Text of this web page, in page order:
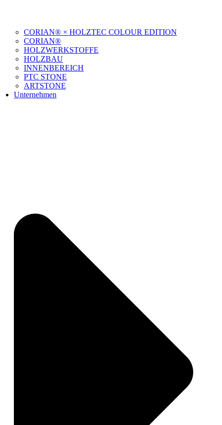
CORIAN® × HOLZTEC COLOUR EDITION
CORIAN®
HOLZWERKSTOFFE
HOLZBAU
INNENBEREICH
PTC STONE
ARTSTONE
Unternehmen